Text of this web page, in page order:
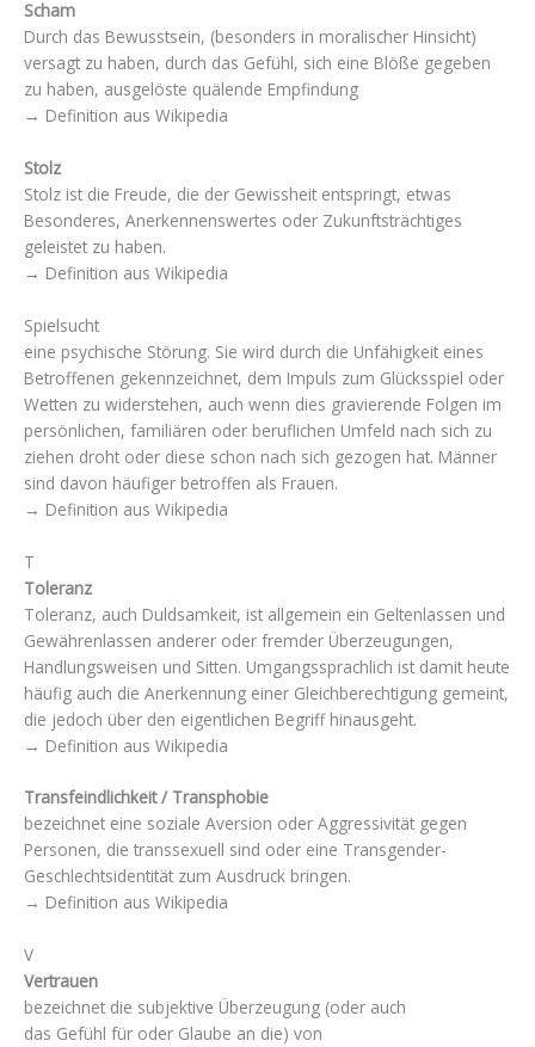
Scham
Durch das Bewusstsein, (besonders in moralischer Hinsicht)
versagt zu haben, durch das Gefühl, sich eine Blöße gegeben
zu haben, ausgelöste quälende Empfindung
→ Definition aus Wikipedia
Stolz
Stolz ist die Freude, die der Gewissheit entspringt, etwas
Besonderes, Anerkennenswertes oder Zukunftsträchtiges
geleistet zu haben.
→ Definition aus Wikipedia
Spielsucht
eine psychische Störung. Sie wird durch die Unfähigkeit eines
Betroffenen gekennzeichnet, dem Impuls zum Glücksspiel oder
Wetten zu widerstehen, auch wenn dies gravierende Folgen im
persönlichen, familiären oder beruflichen Umfeld nach sich zu
ziehen droht oder diese schon nach sich gezogen hat. Männer
sind davon häufiger betroffen als Frauen.
→ Definition aus Wikipedia
T
Toleranz
Toleranz, auch Duldsamkeit, ist allgemein ein Geltenlassen und
Gewährenlassen anderer oder fremder Überzeugungen,
Handlungsweisen und Sitten. Umgangssprachlich ist damit heute
häufig auch die Anerkennung einer Gleichberechtigung gemeint,
die jedoch über den eigentlichen Begriff hinausgeht.
→ Definition aus Wikipedia
Transfeindlichkeit / Transphobie
bezeichnet eine soziale Aversion oder Aggressivität gegen
Personen, die transsexuell sind oder eine Transgender-
Geschlechtsidentität zum Ausdruck bringen.
→ Definition aus Wikipedia
V
Vertrauen
bezeichnet die subjektive Überzeugung (oder auch
das Gefühl für oder Glaube an die) von